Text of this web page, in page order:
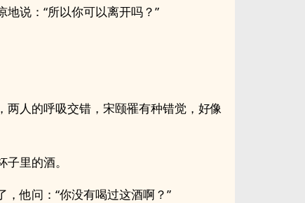
说：“所以你可以离开吗？”
人的呼吸交错，宋颐罹有种错觉，好像
里的酒。
他问：“你没有喝过这酒啊？”